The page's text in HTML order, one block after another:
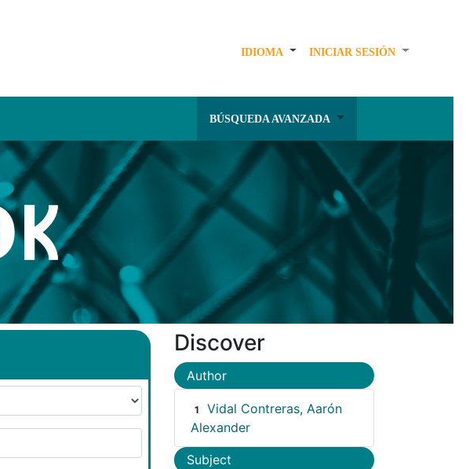
IDIOMA INICIAR SESIÓN
BÚSQUEDA AVANZADA
Discover
Author
1
Vidal Contreras, Aarón
Alexander
Subject